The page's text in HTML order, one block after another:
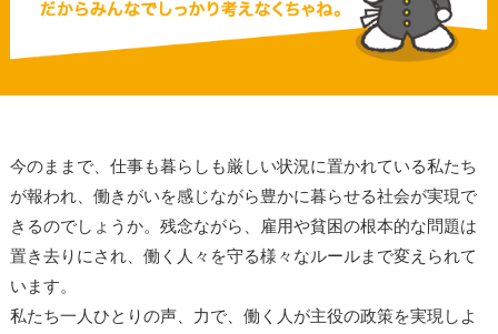
今のままで、仕事も暮らしも厳しい状況に置かれている私たち
が報われ、働きがいを感じながら豊かに暮らせる社会が実現で
きるのでしょうか。残念ながら、雇用や貧困の根本的な問題は
置き去りにされ、働く人々を守る様々なルールまで変えられて
います。
私たち一人ひとりの声、力で、働く人が主役の政策を実現しよ